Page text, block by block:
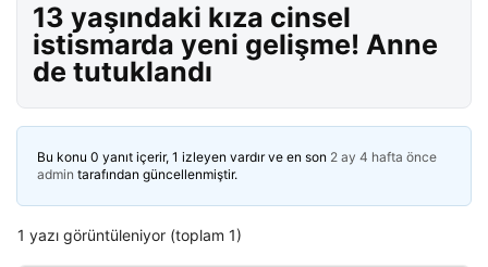
13 yaşındaki kıza cinsel
istismarda yeni gelişme! Anne
de tutuklandı
Bu konu 0 yanıt içerir, 1 izleyen vardır ve en son 2 ay 4 hafta önce
admin tarafından güncellenmiştir.
1 yazı görüntüleniyor (toplam 1)